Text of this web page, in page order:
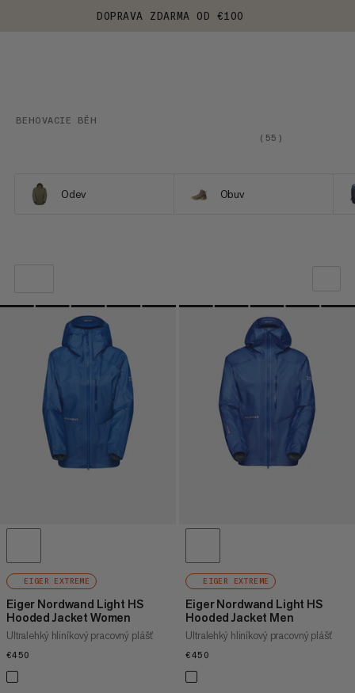
DOPRAVA ZDARMA OD €100
BEHOVACIE BĚH
( 55 )
Odev Obuv
NAŠE ODPORÚČANIE
CENA OD NAJNIŽŠEJ PO NAJVYŠŠIU
CENA VYSOKÁ AŽ NÍZKA
EIGER EXTREME
Eiger Nordwand Light HS
Hooded Jacket Women
Ultralehký hliníkový pracovný plášť
€450
EIGER EXTREME
Eiger Nordwand Light HS
Hooded Jacket Men
Ultralehký hliníkový pracovný plášť
€450